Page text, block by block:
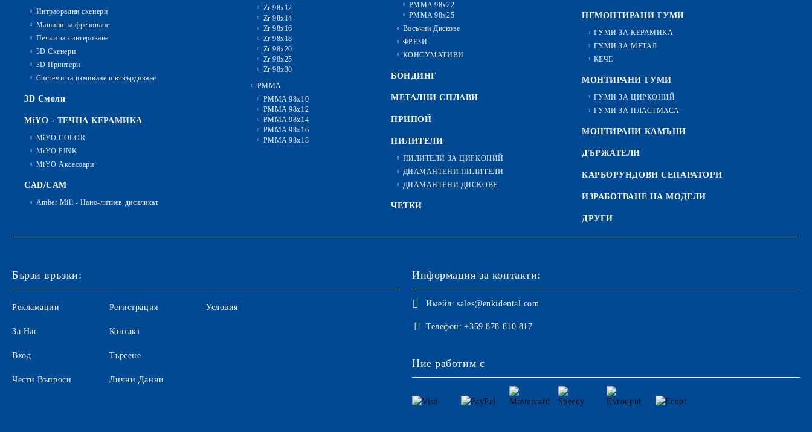
Интраорални скенери
Машини за фрезоване
Печки за синтероване
3D Скенери
3D Принтери
Системи за измиване и втвърдяване
3D Смоли
MiYO - ТЕЧНА КЕРАМИКА
MiYO COLOR
MiYO PINK
MiYO Аксесоари
CAD/CAM
Amber Mill - Нано-литиев дисиликат
Zr 98x12
Zr 98x14
Zr 98x16
Zr 98x18
Zr 98x20
Zr 98x25
Zr 98x30
PMMA
PMMA 98x10
PMMA 98x12
PMMA 98x14
PMMA 98x16
PMMA 98x18
PMMA 98x22
PMMA 98x25
Восъчни Дискове
ФРЕЗИ
КОНСУМАТИВИ
БОНДИНГ
МЕТАЛНИ СПЛАВИ
ПРИПОЙ
ПИЛИТЕЛИ
ПИЛИТЕЛИ ЗА ЦИРКОНИЙ
ДИАМАНТЕНИ ПИЛИТЕЛИ
ДИАМАНТЕНИ ДИСКОВЕ
ЧЕТКИ
НЕМОНТИРАНИ ГУМИ
ГУМИ ЗА КЕРАМИКА
ГУМИ ЗА МЕТАЛ
КЕЧЕ
МОНТИРАНИ ГУМИ
ГУМИ ЗА ЦИРКОНИЙ
ГУМИ ЗА ПЛАСТМАСА
МОНТИРАНИ КАМЪНИ
ДЪРЖАТЕЛИ
КАРБОРУНДОВИ СЕПАРАТОРИ
ИЗРАБОТВАНЕ НА МОДЕЛИ
ДРУГИ
Бързи връзки:
Рекламации
За Нас
Вход
Чести Въпроси
Регистрация
Контакт
Търсене
Лични Данни
Условия
Информация за контакти:
Имейл: sales@enkidental.com
Телефон: +359 878 810 817
Ние работим с